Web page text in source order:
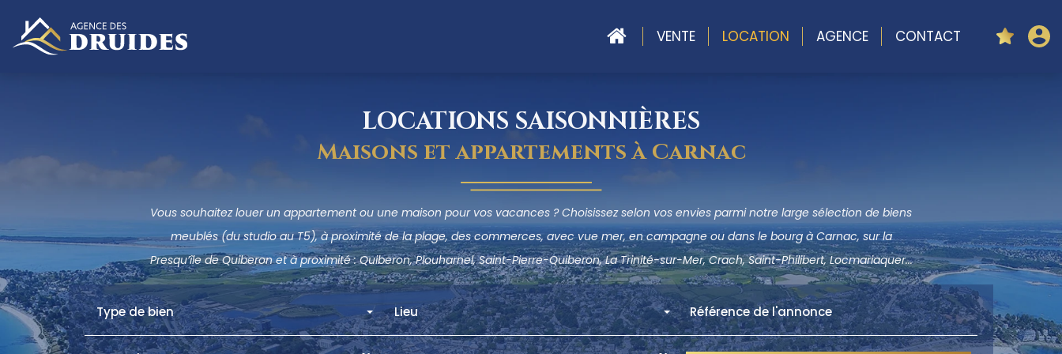
ACCUEIL VENTE LOCATION AGENCE CONTACT
LOCATIONS SAISONNIÈRES
Maisons et appartements à Carnac
Vous souhaitez louer un appartement ou une maison pour vos vacances ? Choisissez selon vos envies parmi notre large sélection de biens
meublés (du studio au T5), à proximité de la plage, des commerces, avec vue mer, en campagne ou dans le bourg à Carnac, sur la
Presqu’île de Quiberon et à proximité : Quiberon, Plouharnel, Saint-Pierre-Quiberon, La Trinité-sur-Mer, Crach, Saint-Philibert, Locmariaquer...
Type de bien Lieu